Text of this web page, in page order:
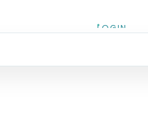
LOGIN